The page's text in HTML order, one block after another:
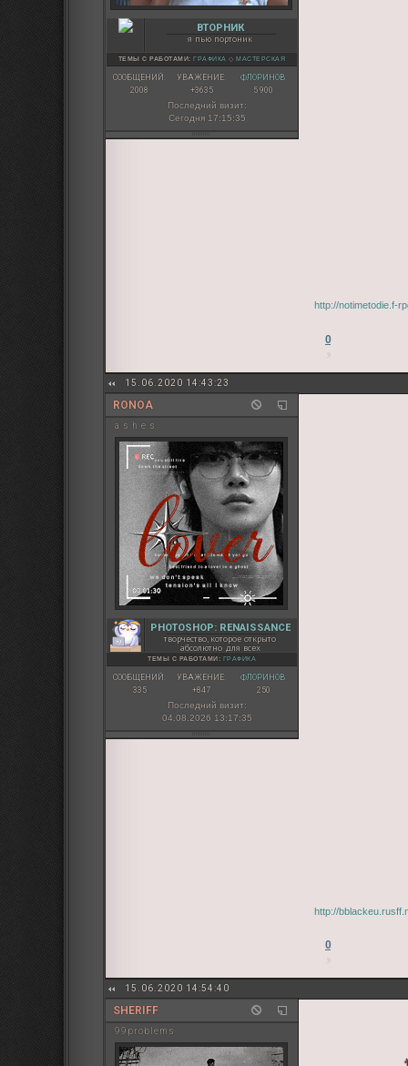
ВТОРНИК
я пью портоник
ТЕМЫ С РАБОТАМИ: ГРАФИКА ◇ МАСТЕРСКАЯ
СООБЩЕНИЙ:
2008
УВАЖЕНИЕ:
+3635
ФЛОРИНОВ:
5 900
Последний визит:
Сегодня 17:15:35
http://notimetodie.f-
0
15.06.2020 14:43:23
RONOA
a s h e s
PHOTOSHOP: RENAISSANCE
творчество, которое открыто
абсолютно для всех
ТЕМЫ С РАБОТАМИ: ГРАФИКА
СООБЩЕНИЙ:
335
УВАЖЕНИЕ:
+847
ФЛОРИНОВ:
250
Последний визит:
04.08.2026 13:17:35
http://
0
15.06.2020 14:54:40
SHERIFF
99problems